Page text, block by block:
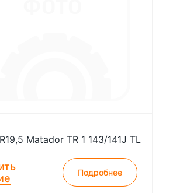
Matador TR 1 143/141J TL
Подробнее